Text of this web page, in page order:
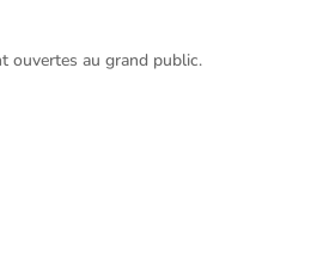
ouvertes au grand public.